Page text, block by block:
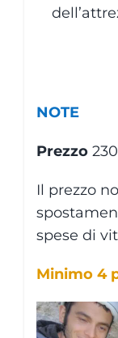
NOTE
Prezzo
Il prezzo
spese di
Minimo 4